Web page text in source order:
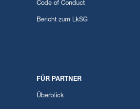
Code of Conduct
Bericht zum LkSG
FÜR PARTNER
Überblick